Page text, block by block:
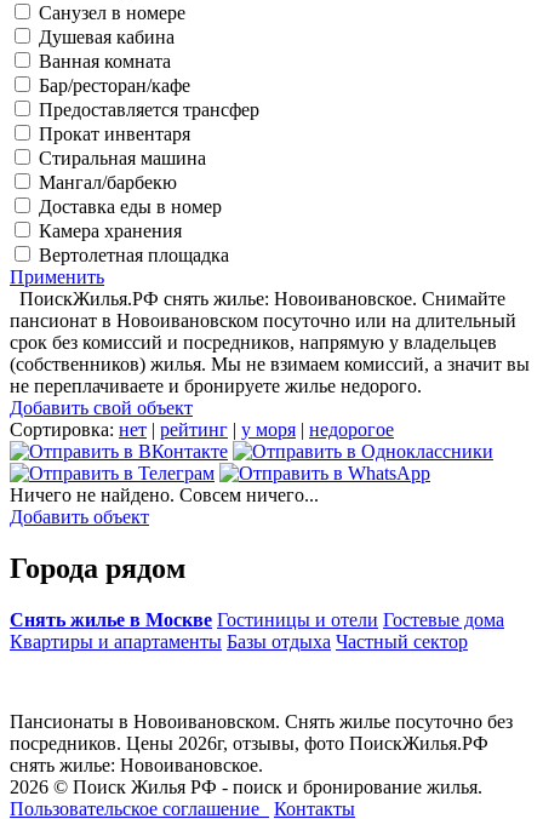
Санузел в номере
Душевая кабина
Ванная комната
Бар/ресторан/кафе
Предоставляется трансфер
Прокат инвентаря
Стиральная машина
Мангал/барбекю
Доставка еды в номер
Камера хранения
Вертолетная площадка
Применить
ПоискЖилья.РФ снять жилье: Новоивановское. Снимайте
пансионат в Новоивановском посуточно или на длительный
срок без комиссий и посредников, напрямую у владельцев
(собственников) жилья. Мы не взимаем комиссий, а значит вы
не переплачиваете и бронируете жилье недорого.
Добавить свой объект
Сортировка: нет | рейтинг | у моря | недорогое
Ничего не найдено. Совсем ничего...
Добавить объект
Города рядом
Снять жилье в Москве Гостиницы и отели Гостевые дома
Квартиры и апартаменты Базы отдыха Частный сектор
Пансионаты в Новоивановском. Снять жилье посуточно без
посредников. Цены 2026г, отзывы, фото ПоискЖилья.РФ
снять жилье: Новоивановское.
2026 © Поиск Жилья РФ - поиск и бронирование жилья.
Пользовательское соглашение
Контакты